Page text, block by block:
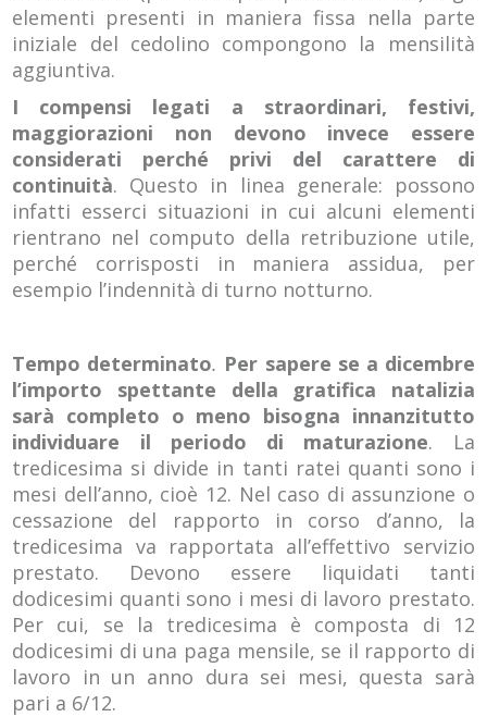
elementi presenti in maniera fissa nella parte
iniziale del cedolino compongono la mensilità
aggiuntiva.
I compensi legati a straordinari, festivi,
maggiorazioni non devono invece essere
considerati perché privi del carattere di
continuità. Questo in linea generale: possono
infatti esserci situazioni in cui alcuni elementi
rientrano nel computo della retribuzione utile,
perché corrisposti in maniera assidua, per
esempio l’indennità di turno notturno.
Tempo determinato. Per sapere se a dicembre
l’importo spettante della gratifica natalizia
sarà completo o meno bisogna innanzitutto
individuare il periodo di maturazione. La
tredicesima si divide in tanti ratei quanti sono i
mesi dell’anno, cioè 12. Nel caso di assunzione o
cessazione del rapporto in corso d’anno, la
tredicesima va rapportata all’effettivo servizio
prestato. Devono essere liquidati tanti
dodicesimi quanti sono i mesi di lavoro prestato.
Per cui, se la tredicesima è composta di 12
dodicesimi di una paga mensile, se il rapporto di
lavoro in un anno dura sei mesi, questa sarà
pari a 6/12.